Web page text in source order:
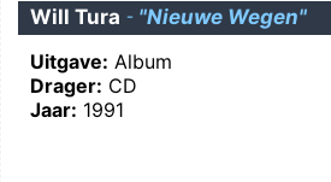
Moestaffa Kuitenbuik,
A number of people looking for a
To the East, to the East,
Will Tura - "Nieuwe Wegen"
Uitgave: Album
Drager: CD
Jaar: 1991